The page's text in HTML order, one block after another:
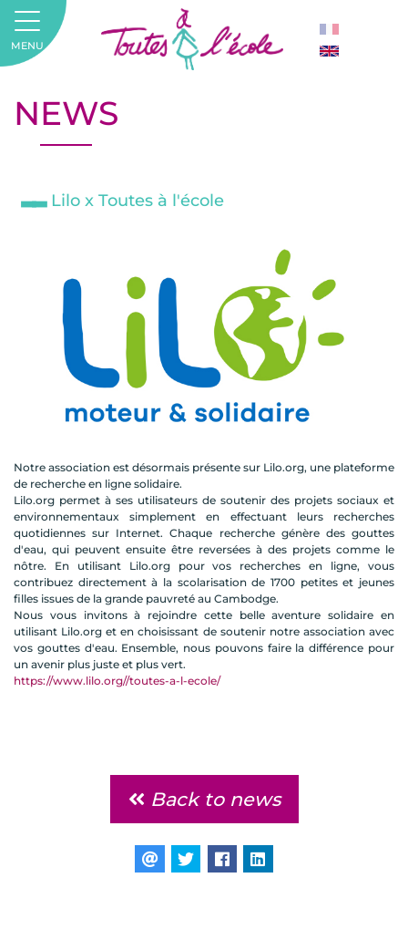
NEWS
Lilo x Toutes à l'école
Notre association est désormais présente sur Lilo.org, une plateforme
de recherche en ligne solidaire.
Lilo.org permet à ses utilisateurs de soutenir des projets sociaux et
environnementaux simplement en effectuant leurs recherches
quotidiennes sur Internet. Chaque recherche génère des gouttes
d'eau, qui peuvent ensuite être reversées à des projets comme le
nôtre. En utilisant Lilo.org pour vos recherches en ligne, vous
contribuez directement à la scolarisation de 1700 petites et jeunes
filles issues de la grande pauvreté au Cambodge.
Nous vous invitons à rejoindre cette belle aventure solidaire en
utilisant Lilo.org et en choisissant de soutenir notre association avec
vos gouttes d'eau. Ensemble, nous pouvons faire la différence pour
un avenir plus juste et plus vert.
https://www.lilo.org//toutes-a-l-ecole/
Back to news
MENU